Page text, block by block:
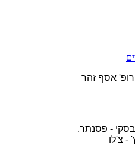
אסף זהר
- פסנתר,
- צ'לו